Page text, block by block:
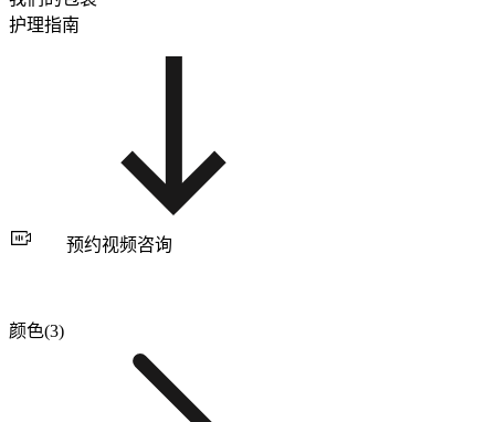
护理指南
预约视频咨询
颜色(3)